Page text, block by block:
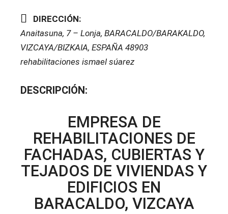
DIRECCIÓN:
Anaitasuna, 7 – Lonja, BARACALDO/BARAKALDO,
VIZCAYA/BIZKAIA, ESPAÑA 48903
rehabilitaciones ismael súarez
DESCRIPCIÓN:
EMPRESA DE
REHABILITACIONES DE
FACHADAS, CUBIERTAS Y
TEJADOS DE VIVIENDAS Y
EDIFICIOS EN
BARACALDO, VIZCAYA